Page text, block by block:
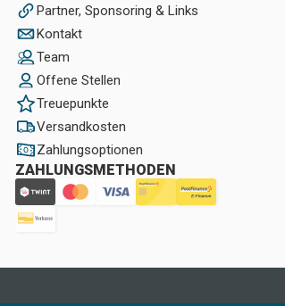
Partner, Sponsoring & Links
Kontakt
Team
Offene Stellen
Treuepunkte
Versandkosten
Zahlungsoptionen
ZAHLUNGSMETHODEN